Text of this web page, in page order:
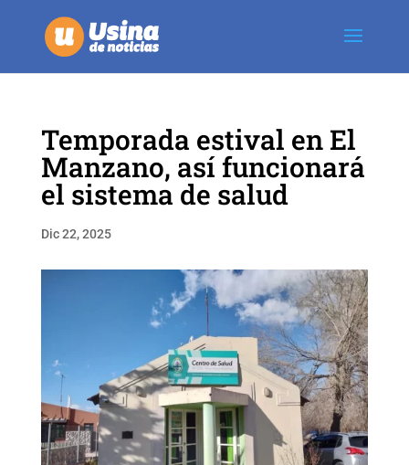
Temporada estival en El
Manzano, así funcionará
el sistema de salud
Dic 22, 2025